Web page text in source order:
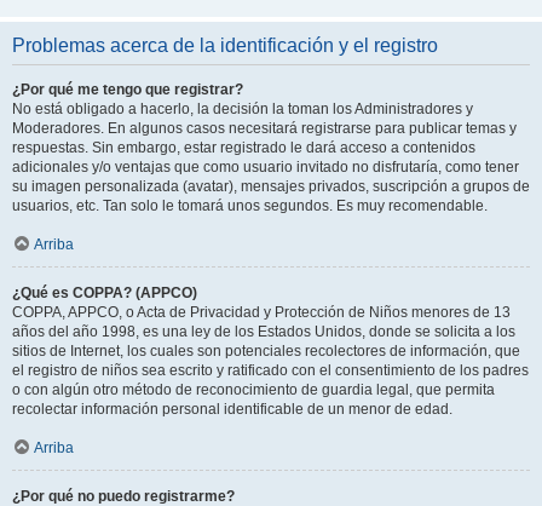
Problemas acerca de la identificación y el registro
¿Por qué me tengo que registrar?
No está obligado a hacerlo, la decisión la toman los Administradores y
Moderadores. En algunos casos necesitará registrarse para publicar temas y
respuestas. Sin embargo, estar registrado le dará acceso a contenidos
adicionales y/o ventajas que como usuario invitado no disfrutaría, como tener
su imagen personalizada (avatar), mensajes privados, suscripción a grupos de
usuarios, etc. Tan solo le tomará unos segundos. Es muy recomendable.
Arriba
¿Qué es COPPA? (APPCO)
COPPA, APPCO, o Acta de Privacidad y Protección de Niños menores de 13
años del año 1998, es una ley de los Estados Unidos, donde se solicita a los
sitios de Internet, los cuales son potenciales recolectores de información, que
el registro de niños sea escrito y ratificado con el consentimiento de los padres
o con algún otro método de reconocimiento de guardia legal, que permita
recolectar información personal identificable de un menor de edad.
Arriba
¿Por qué no puedo registrarme?